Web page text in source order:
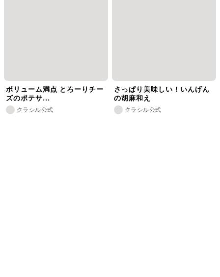
ボリューム満点 とろーりチー
ズのポテサ...
クラシル公式
さっぱり美味しい！いんげん
の胡麻和え
クラシル公式